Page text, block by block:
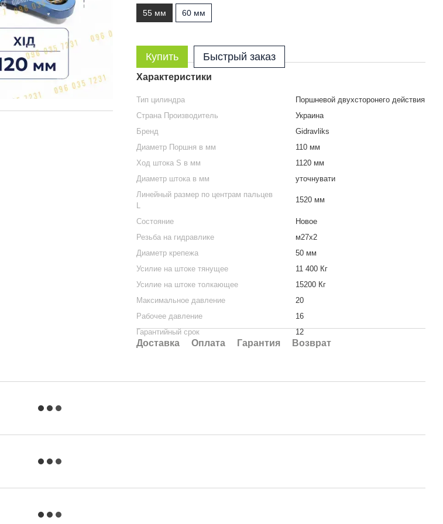
55 мм 60 мм
Купить Быстрый заказ
Характеристики
Тип цилиндра
Поршневой двухсторонего действия
Страна Производитель
Украина
Бренд
Gidravliks
Диаметр Поршня в мм
110 мм
Ход штока S в мм
1120 мм
Диаметр штока в мм
уточнувати
Линейный размер по центрам пальцев
L
1520 мм
Состояние
Новое
Резьба на гидравлике
м27х2
Диаметр крепежа
50 мм
Усилие на штоке тянущее
11 400 Кг
Усилие на штоке толкающее
15200 Кг
Максимальное давление
20
Рабочее давление
16
Гарантийный срок
12
Доставка Оплата Гарантия Возврат